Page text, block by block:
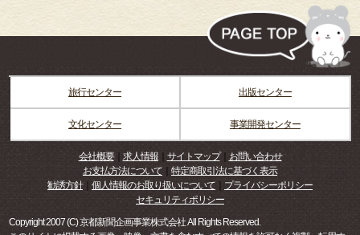
旅行センター 出版センター
文化センター 事業開発センター
会社概要｜ 求人情報｜ サイトマップ｜ お問い合わせ
お支払方法について ｜ 特定商取引法に基づく表示
勧誘方針｜ 個人情報のお取り扱いについて ｜ プライバシーポリシー
セキュリティポリシー
Copyright 2007 (C) 京都新聞企画事業株式会社 All Rights Reserved.